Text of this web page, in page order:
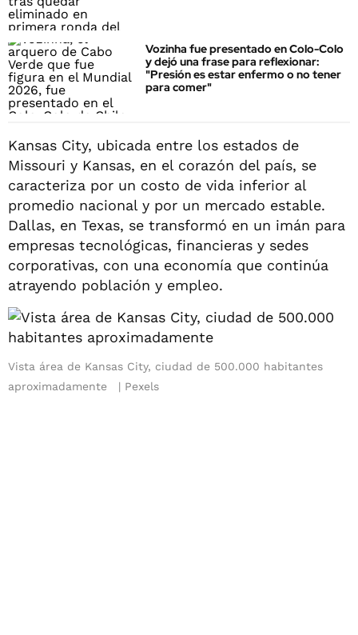
Vozinha fue presentado en Colo-Colo
y dejó una frase para reflexionar:
"Presión es estar enfermo o no tener
para comer"
Kansas City, ubicada entre los estados de
Missouri y Kansas, en el corazón del país, se
caracteriza por un costo de vida inferior al
promedio nacional y por un mercado estable.
Dallas, en Texas, se transformó en un imán para
empresas tecnológicas, financieras y sedes
corporativas, con una economía que continúa
atrayendo población y empleo.
Vista área de Kansas City, ciudad de 500.000 habitantes
aproximadamente
Pexels